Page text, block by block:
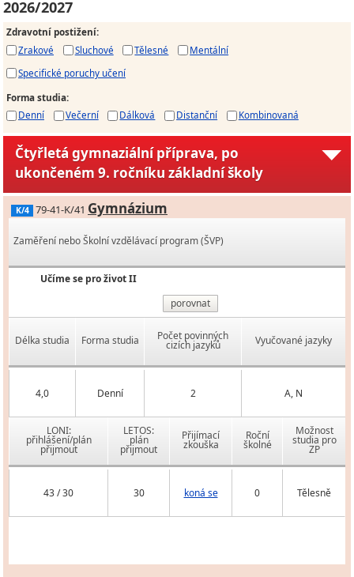
2026/2027
Zdravotní postižení:
Zrakové
Sluchové Tělesné
Mentální
Specifické poruchy učení
Forma studia:
Denní
Večerní Dálková Distanční Kombinovaná
Čtyřletá gymnaziální příprava, po
ukončeném 9. ročníku základní školy
K/4 79-41-K/41 Gymnázium
Zaměření nebo Školní vzdělávací program (ŠVP)
Učíme se pro život II
porovnat
Délka studia Forma studia Počet povinných
cizích jazyků Vyučované jazyky
4,0 Denní 2 A, N
LONI:
přihlášení/plán
přijmout
LETOS:
plán
přijmout
Přijímací
zkouška
Roční
školné
Možnost
studia pro
ZP
43 / 30 30 koná se 0 Tělesně